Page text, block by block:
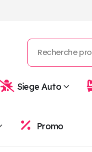
Siege Auto
Promo